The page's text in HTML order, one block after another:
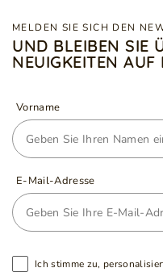
MELDEN SIE SICH DEN
UND BLEIBEN SIE
NEUIGKEITEN AUF
Vorname
E-Mail-Adresse
Ich stimme zu,